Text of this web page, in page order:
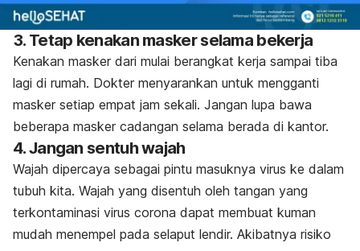
3. Tetap kenakan masker selama bekerja
Kenakan masker dari mulai berangkat kerja sampai tiba
lagi di rumah. Dokter menyarankan untuk mengganti
masker setiap empat jam sekali. Jangan lupa bawa
beberapa masker cadangan selama berada di kantor.
4. Jangan sentuh wajah
Wajah dipercaya sebagai pintu masuknya virus ke dalam
tubuh kita. Wajah yang disentuh oleh tangan yang
terkontaminasi virus corona dapat membuat kuman
mudah menempel pada selaput lendir. Akibatnya risiko